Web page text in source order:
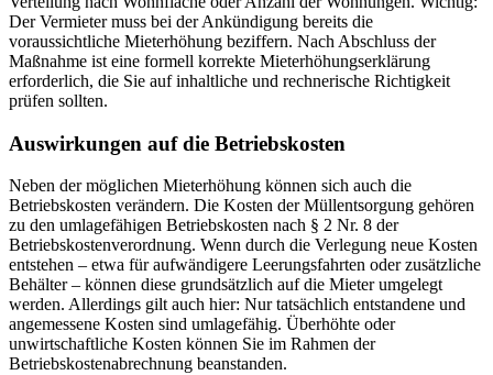
Der Vermieter muss bei der Ankündigung bereits die
voraussichtliche Mieterhöhung beziffern. Nach Abschluss der
Maßnahme ist eine formell korrekte Mieterhöhungserklärung
erforderlich, die Sie auf inhaltliche und rechnerische Richtigkeit
prüfen sollten.
Auswirkungen auf die Betriebskosten
Neben der möglichen Mieterhöhung können sich auch die
Betriebskosten verändern. Die Kosten der Müllentsorgung gehören
zu den umlagefähigen Betriebskosten nach § 2 Nr. 8 der
Betriebskostenverordnung. Wenn durch die Verlegung neue Kosten
entstehen – etwa für aufwändigere Leerungsfahrten oder zusätzliche
Behälter – können diese grundsätzlich auf die Mieter umgelegt
werden. Allerdings gilt auch hier: Nur tatsächlich entstandene und
angemessene Kosten sind umlagefähig. Überhöhte oder
unwirtschaftliche Kosten können Sie im Rahmen der
Betriebskostenabrechnung beanstanden.